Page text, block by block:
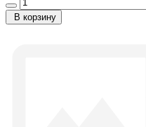
В корзину